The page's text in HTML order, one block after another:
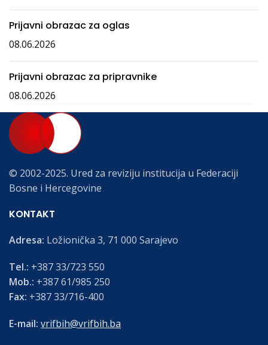
Prijavni obrazac za oglas
08.06.2026
Prijavni obrazac za pripravnike
08.06.2026
© 2002-2025. Ured za reviziju institucija u Federaciji
Bosne i Hercegovine
KONTAKT
Adresa: Ložionička 3, 71 000 Sarajevo
Tel.: +387 33/723 550
Mob.: +387 61/985 250
Fax: +387 33/716-400
E-mail: vrifbih@vrifbih.ba